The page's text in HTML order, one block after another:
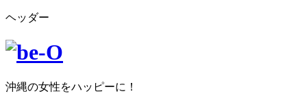
ヘッダー
沖縄の女性をハッピーに！